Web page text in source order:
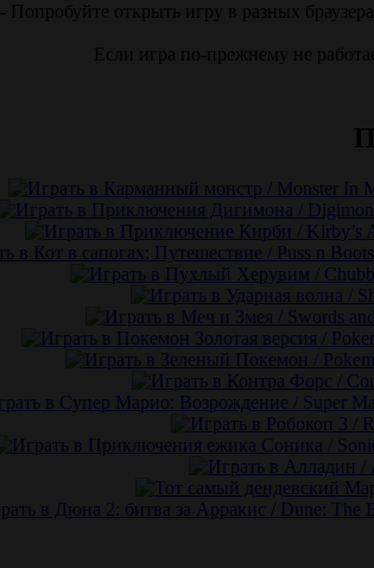
- Попробуйте открыть игру в разных
Если игра по-прежнему не